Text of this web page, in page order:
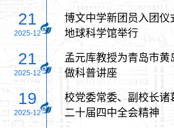
21
2025-12
博文中学新团员入团仪
地球科学馆举行
21
2025-12
孟元库教授为青岛市黄
做科普讲座
19
2025-12
校党委常委、副校长诸
二十届四中全会精神